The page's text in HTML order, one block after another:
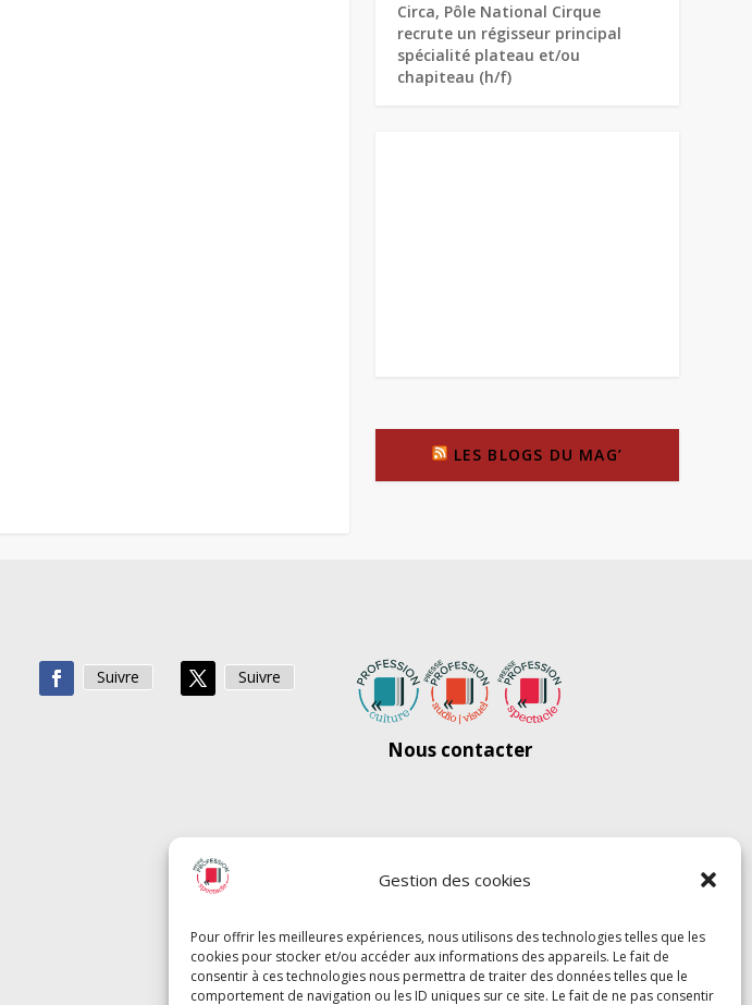
Gestion des cookies
Pour offrir les meilleures expériences, nous utilisons des technologies telles que les
cookies pour stocker et/ou accéder aux informations des appareils. Le fait de
consentir à ces technologies nous permettra de traiter des données telles que le
comportement de navigation ou les ID uniques sur ce site. Le fait de ne pas consentir
Circa, Pôle National Cirque
recrute un régisseur principal
spécialité plateau et/ou
chapiteau (h/f)
LES BLOGS DU MAG’
Suivre Suivre
Nous contacter